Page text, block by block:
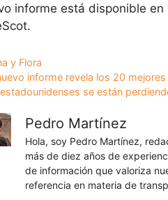
informe está disponible
y Flora
informe revela los 20
se están
Pedro Martínez
Hola, soy Pedro Martínez,
más de diez años de
de información que valoriza
referencia en materia de